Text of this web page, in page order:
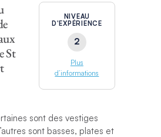
NIVEAU
D'EXPÉRIENCE
2
Plus
d’informations
St
sont des vestiges
sont basses, plates et